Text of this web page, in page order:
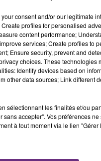
consent and/or our legitimate
profiles for personalised
content performance;
services; Create profiles to
Ensure security, prevent and
choices. These technologies
Identify devices based on
other data sources; Link different
sélectionnant les finalités et/ou
accepter". Vos préférences
à tout moment via le lien